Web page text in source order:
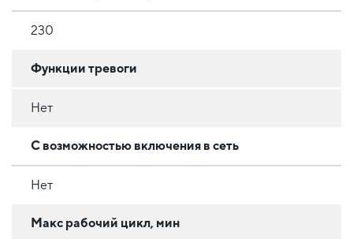
230
Функции тревоги
Нет
C возможностью включения в сеть
Нет
Макс рабочий цикл, мин